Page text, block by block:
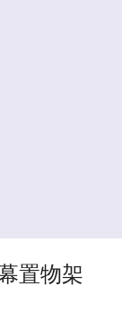
置物架